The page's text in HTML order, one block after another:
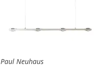
Paul Neuhaus